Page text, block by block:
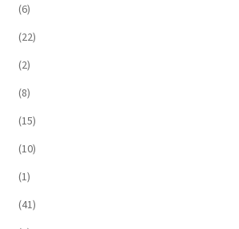
(6)
(22)
(2)
(8)
(15)
(10)
(1)
(41)